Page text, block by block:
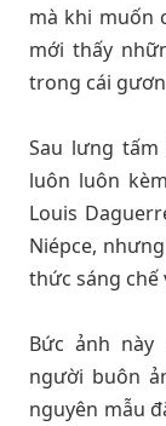
mà khi muốn
mới thấy
trong cái
Sau lưng
luôn luôn
Louis
Niépce,
thức sáng chế
Bức ảnh này
người buôn
nguyên mẫu